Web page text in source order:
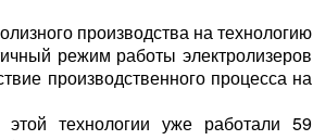
производства на технологию
режим работы электролизеров
производственного процесса на
технологии уже работали 59